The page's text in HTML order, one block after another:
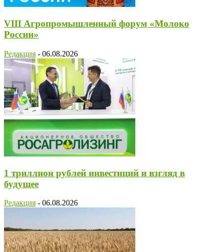
VIII Агропромышленный форум «Молоко
России»
Редакция - 06.08.2026
1 триллион рублей инвестиций и взгляд в
будущее
Редакция - 06.08.2026